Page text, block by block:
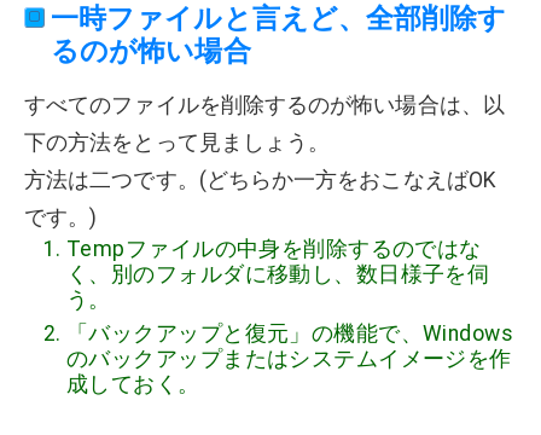
一時ファイルと言えど、全部削除す
るのが怖い場合
すべてのファイルを削除するのが怖い場合は、以
下の方法をとって見ましょう。
方法は二つです。(どちらか一方をおこなえばOK
です。)
Tempファイルの中身を削除するのではな
く、別のフォルダに移動し、数日様子を伺
う。
「バックアップと復元」の機能で、Windows
のバックアップまたはシステムイメージを作
成しておく。